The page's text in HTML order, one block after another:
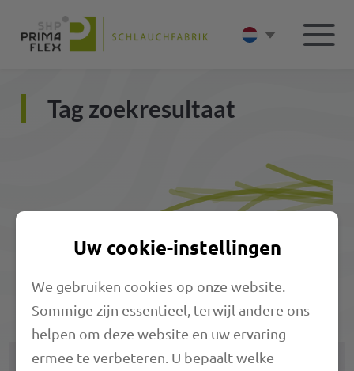
Tag zoekresultaat
Bijpassende producten
Uw cookie-instellingen
We gebruiken cookies op onze website.
Sommige zijn essentieel, terwijl andere ons
helpen om deze website en uw ervaring
ermee te verbeteren. U bepaalt welke